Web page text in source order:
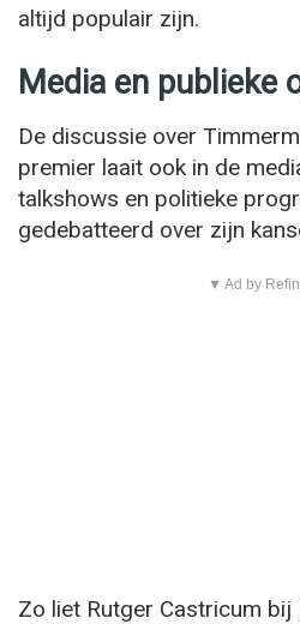
altijd populair zijn.
Media en publieke
De discussie over
premier laait ook in de
talkshows en politieke
gedebatteerd over zijn
▼ Ad by
Zo liet Rutger Castricum bij